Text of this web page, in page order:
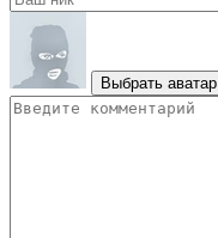
Выбрать аватар